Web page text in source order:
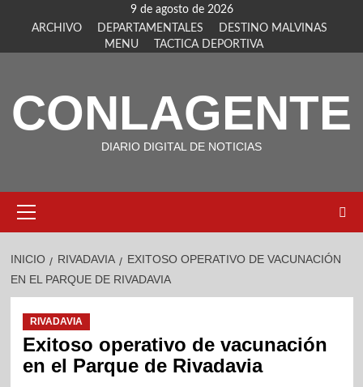
9 de agosto de 2026
ARCHIVO
DEPARTAMENTALES
DESTINO MALVINAS
MENU
TACTICA DEPORTIVA
CONLAGENTE
DIARIO DIGITAL DE NOTICIAS
INICIO RIVADAVIA
EXITOSO OPERATIVO DE VACUNACIÓN
EN EL PARQUE DE RIVADAVIA
RIVADAVIA
Exitoso operativo de vacunación
en el Parque de Rivadavia